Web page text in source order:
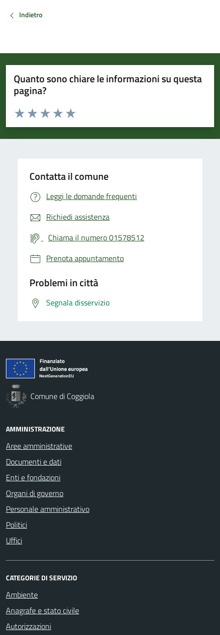
Indietro
Quanto sono chiare le informazioni su questa
pagina?
Valuta da 1 a 5 stelle la pagina
Valuta 5 stelle su 5
Valuta 4 stelle su 5
Valuta 3 stelle su 5
Valuta 2 stelle su 5
Valuta 1 stelle su 5
Contatta il comune
Leggi le domande frequenti
Richiedi assistenza
Chiama il numero 01578512
Prenota appuntamento
Problemi in città
Segnala disservizio
Comune di Coggiola
AMMINISTRAZIONE
Aree amministrative
Documenti e dati
Enti e fondazioni
Organi di governo
Personale amministrativo
Politici
Uffici
CATEGORIE DI SERVIZIO
Ambiente
Anagrafe e stato civile
Autorizzazioni